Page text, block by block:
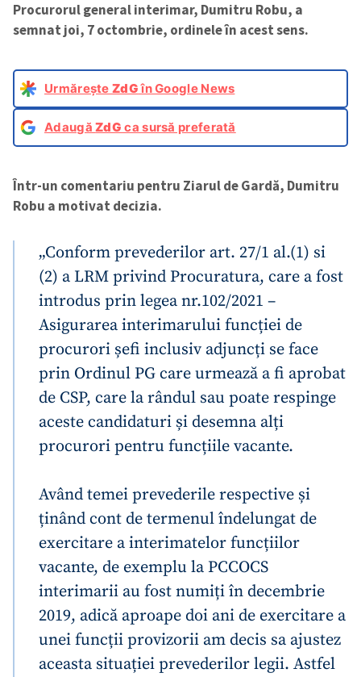
Procurorul general interimar, Dumitru Robu, a
semnat joi, 7 octombrie, ordinele în acest sens.
Urmărește ZdGîn Google News
AdaugăZdG ca sursă preferată
Într-un comentariu pentru Ziarul de Gardă, Dumitru
Robu a motivat decizia.
„Conform prevederilor art. 27/1 al.(1) si
(2) a LRM privind Procuratura, care a fost
introdus prin legea nr.102/2021 –
Asigurarea interimarului funcției de
procurori șefi inclusiv adjuncți se face
prin Ordinul PG care urmează a fi aprobat
de CSP, care la rândul sau poate respinge
aceste candidaturi și desemna alți
procurori pentru funcțiile vacante.
Având temei prevederile respective și
ținând cont de termenul îndelungat de
exercitare a interimatelor funcțiilor
vacante, de exemplu la PCCOCS
interimarii au fost numiți în decembrie
2019, adică aproape doi ani de exercitare a
unei funcții provizorii am decis sa ajustez
aceasta situației prevederilor legii. Astfel